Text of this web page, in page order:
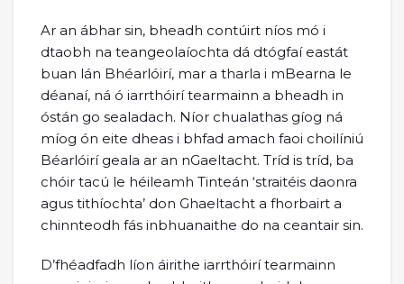
Ar an ábhar sin, bheadh contúirt níos mó i
dtaobh na teangeolaíochta dá dtógfaí eastát
buan lán Bhéarlóirí, mar a tharla i mBearna le
déanaí, ná ó iarrthóirí tearmainn a bheadh in
óstán go sealadach. Níor chualathas gíog ná
míog ón eite dheas i bhfad amach faoi choilíniú
Béarlóirí geala ar an nGaeltacht. Tríd is tríd, ba
chóir tacú le héileamh Tinteán ‘straitéis daonra
agus tithíochta’ don Ghaeltacht a fhorbairt a
chinnteodh fás inbhuanaithe do na ceantair sin.
D’fhéadfadh líon áirithe iarrthóirí tearmainn